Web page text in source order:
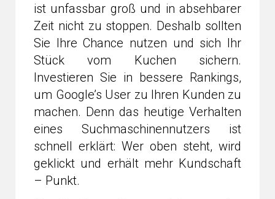
ist unfassbar groß und in absehbarer
Zeit nicht zu stoppen. Deshalb sollten
Sie Ihre Chance nutzen und sich Ihr
Stück vom Kuchen sichern.
Investieren Sie in bessere Rankings,
um Google’s User zu Ihren Kunden zu
machen. Denn das heutige Verhalten
eines Suchmaschinennutzers ist
schnell erklärt: Wer oben steht, wird
geklickt und erhält mehr Kundschaft
– Punkt.